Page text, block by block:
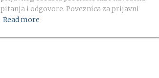
pitanja i odgovore. Poveznica za prijavni
Read more